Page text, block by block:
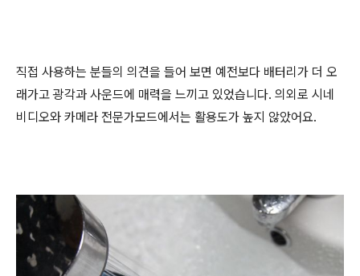
직접 사용하는 분들의 의견을 들어 보면 예전보다 배터리가 더 오
래가고 광각과 사운드에 매력을 느끼고 있었습니다. 의외로 시네
비디오와 카메라 전문가모드에서는 활용도가 높지 않았어요.